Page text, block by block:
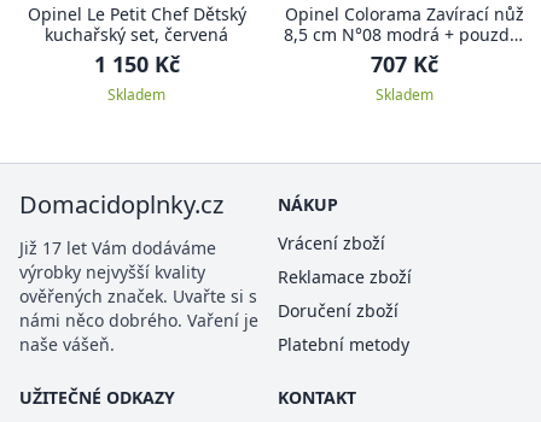
Opinel Le Petit Chef Dětský
kuchařský set, červená
1 150 Kč
Skladem
Opinel Colorama Zavírací nůž
8,5 cm N°08 modrá + pouzdro
COLORAMA
707 Kč
Skladem
Domacidoplnky.cz
Již 17 let Vám dodáváme
výrobky nejvyšší kvality
ověřených značek. Uvařte si s
námi něco dobrého. Vaření je
naše vášeň.
NÁKUP
Vrácení zboží
Reklamace zboží
Doručení zboží
Platební metody
UŽITEČNÉ ODKAZY
KONTAKT